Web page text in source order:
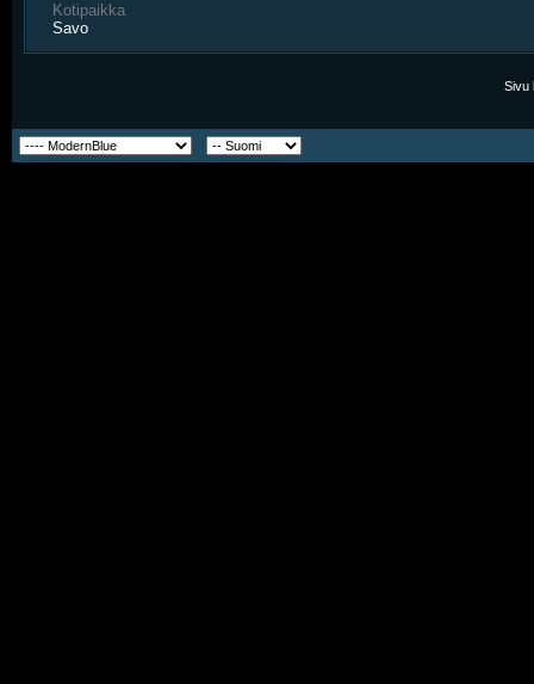
Kotipaikka
Savo
Sivu